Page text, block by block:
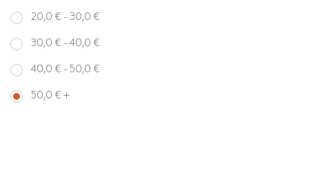
20,0 € - 30,0 €
30,0 € - 40,0 €
40,0 € - 50,0 €
50,0 € +